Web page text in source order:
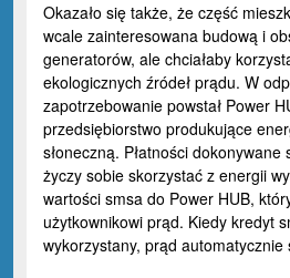
Okazało się także, że część
wcale zainteresowana budową i
generatorów, ale chciałaby
ekologicznych źródeł prądu. W
zapotrzebowanie powstał Power
przedsiębiorstwo produkujące
słoneczną. Płatności
życzy sobie skorzystać z energii
wartości smsa do Power HUB,
użytkownikowi prąd. Kiedy kredyt
wykorzystany, prąd automatycznie